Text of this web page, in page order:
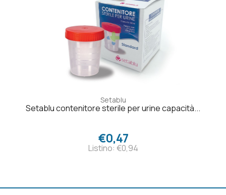
Setablu
Setablu contenitore sterile per urine capacità...
€0,47
Listino: €0,94